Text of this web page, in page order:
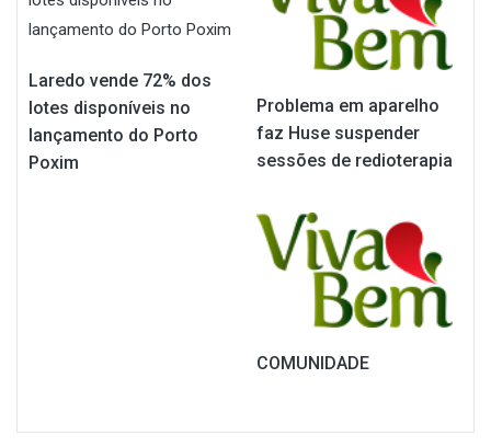
Laredo vende 72% dos
lotes disponíveis no
lançamento do Porto
Poxim
Problema em aparelho
faz Huse suspender
sessões de redioterapia
COMUNIDADE